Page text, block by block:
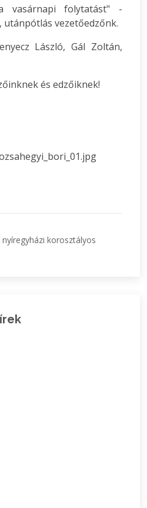
vasárnapi folytatást" -
utánpótlás vezetőedzőnk.
László, Gál Zoltán,
és edzőiknek!
korosztályos